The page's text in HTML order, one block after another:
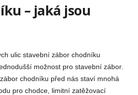
– jaká jsou
ulic stavební zábor chodníku
možnost pro stavební zábor.
chodníku před nás staví mnohá
pro chodce, limitní zatěžovací